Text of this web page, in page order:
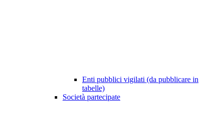
Enti pubblici vigilati (da pubblicare in
tabelle)
Società partecipate